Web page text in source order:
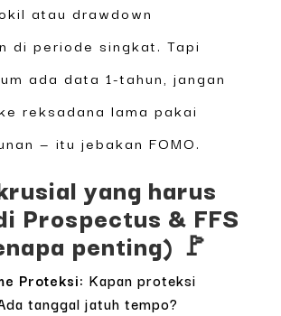
atau drawdown
di periode singkat. Tapi
ada data 1-tahun, jangan
reksadana lama pakai
— itu jebakan FOMO.
yang harus
Prospectus & FFS
penting) 🚩
Proteksi: Kapan proteksi
tanggal jatuh tempo?